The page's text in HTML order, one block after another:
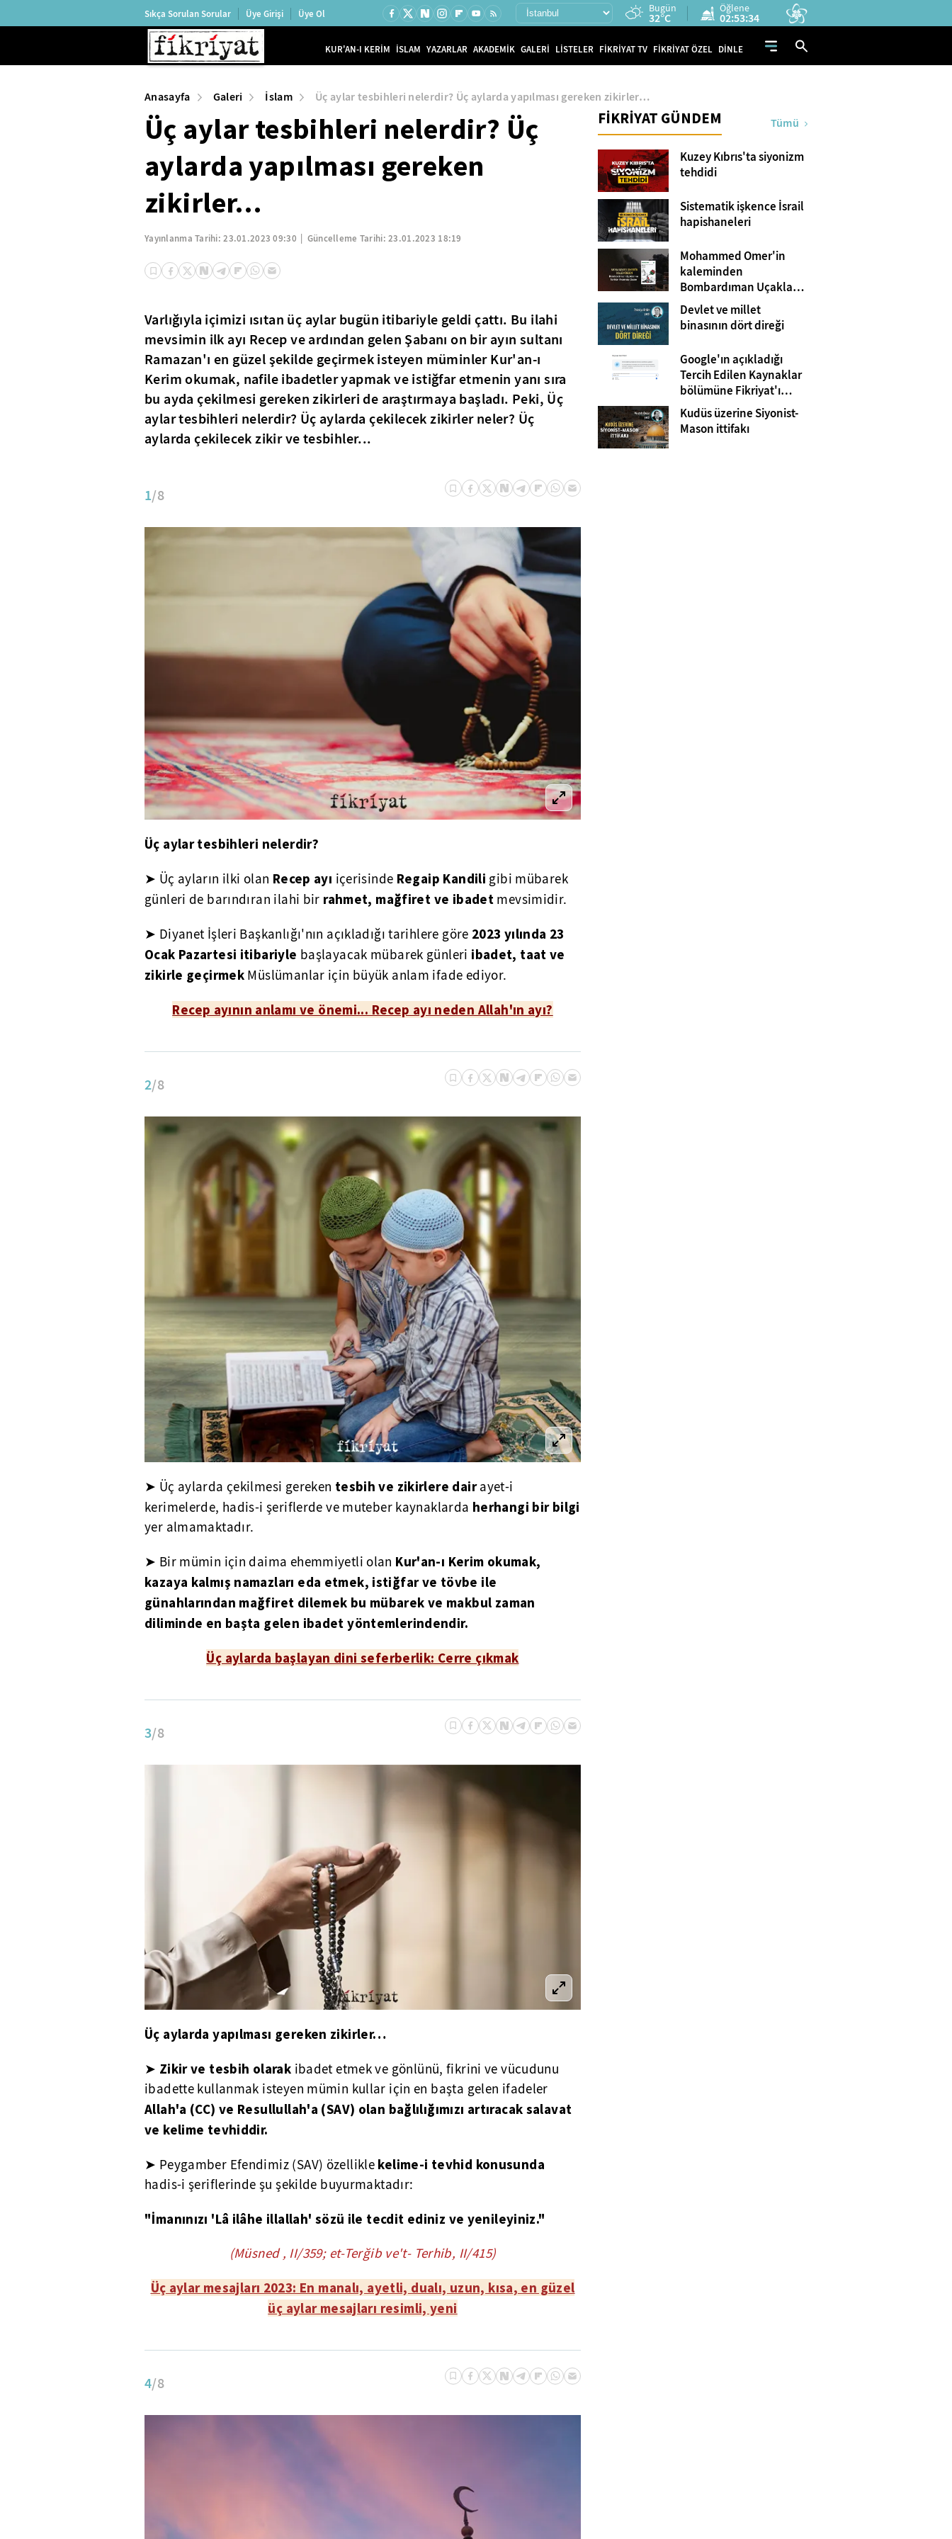
Sıkça Sorulan Sorular Üye Girişi Üye Ol Bugün
32°C
Öğlene
02:53:32
KUR'AN-I KERİM İSLAM YAZARLAR AKADEMİK GALERİ LİSTELER FİKRİYAT TV FİKRİYAT ÖZEL DİNLE
Anasayfa Galeri İslam Üç aylar tesbihleri nelerdir? Üç aylarda yapılması gereken zikirler…
Üç aylar tesbihleri nelerdir? Üç
aylarda yapılması gereken
zikirler…
Yayınlanma Tarihi:23.01.2023 09:30 Güncelleme Tarihi:23.01.2023 18:19
Varlığıyla içimizi ısıtan üç aylar bugün itibariyle geldi çattı. Bu ilahi
mevsimin ilk ayı Recep ve ardından gelen Şabanı on bir ayın sultanı
Ramazan'ı en güzel şekilde geçirmek isteyen müminler Kur'an-ı
Kerim okumak, nafile ibadetler yapmak ve istiğfar etmenin yanı sıra
bu ayda çekilmesi gereken zikirleri de araştırmaya başladı. Peki, Üç
aylar tesbihleri nelerdir? Üç aylarda çekilecek zikirler neler? Üç
aylarda çekilecek zikir ve tesbihler...
1/8
Üç aylar tesbihleri nelerdir?
➤ Üç ayların ilki olan Recep ayı içerisinde Regaip Kandili gibi mübarek
günleri de barındıran ilahi bir rahmet, mağfiret ve ibadet mevsimidir.
➤ Diyanet İşleri Başkanlığı'nın açıkladığı tarihlere göre 2023 yılında 23
Ocak Pazartesi itibariyle başlayacak mübarek günleri ibadet, taat ve
zikirle geçirmek Müslümanlar için büyük anlam ifade ediyor.
Recep ayının anlamı ve önemi... Recep ayı neden Allah'ın ayı?
2/8
➤ Üç aylarda çekilmesi gereken tesbih ve zikirlere dairayet-i
kerimelerde, hadis-i şeriflerde ve muteber kaynaklarda herhangi bir bilgi
yer almamaktadır.
➤ Bir mümin için daima ehemmiyetli olan Kur'an-ı Kerim okumak,
kazaya kalmış namazları eda etmek, istiğfar ve tövbe ile
günahlarından mağfiret dilemek bu mübarek ve makbul zaman
diliminde en başta gelen ibadet yöntemlerindendir.
Üç aylarda başlayan dini seferberlik: Cerre çıkmak
3/8
Üç aylarda yapılması gereken zikirler…
➤ Zikir ve tesbih olarak ibadet etmek ve gönlünü, fikrini ve vücudunu
ibadette kullanmak isteyen mümin kullar için en başta gelen ifadeler
Allah'a (CC) ve Resullullah'a (SAV) olan bağlılığımızı artıracak salavat
ve kelime tevhiddir.
➤ Peygamber Efendimiz (SAV) özellikle kelime-i tevhid konusunda
hadis-i şeriflerinde şu şekilde buyurmaktadır:
"İmanınızı 'Lâ ilâhe illallah' sözü ile tecdit ediniz ve yenileyiniz."
(Müsned , II/359; et-Terğib ve't- Terhib, II/415)
Üç aylar mesajları 2023: En manalı, ayetli, dualı, uzun, kısa, en güzel
üç aylar mesajları resimli, yeni
4/8
FİKRİYAT GÜNDEM Tümü
Kuzey Kıbrıs'ta siyonizm
tehdidi
Sistematik işkence İsrail
hapishaneleri
Mohammed Omer'in
kaleminden
Bombardıman Uçakları
ve Tanklar Arasında
Gazze
Devlet ve millet
binasının dört direği
Google'ın açıkladığı
Tercih Edilen Kaynaklar
bölümüne Fikriyat'ı
eklemeyi unutmayın!
Kudüs üzerine Siyonist-
Mason ittifakı